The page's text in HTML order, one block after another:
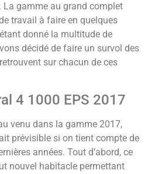
La gamme au grand complet
travail à faire en quelques
donné la multitude de
décidé de faire un survol des
sur chacun de ces
4 1000 EPS 2017
venu dans la gamme 2017,
prévisible si on tient compte de
années. Tout d’abord, ce
nouvel habitacle permettant